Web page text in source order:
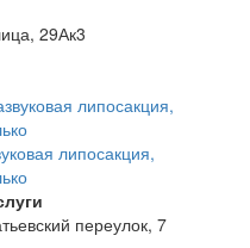
29Ак3
липосакция,
переулок, 7